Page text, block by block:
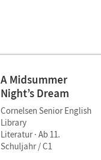
A Midsummer
Night’s Dream
Cornelsen Senior English
Library
Literatur · Ab 11.
Schuljahr / C1